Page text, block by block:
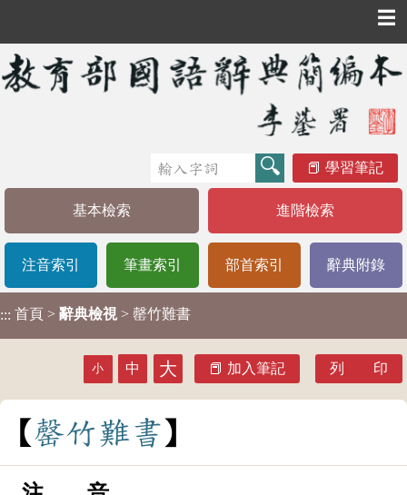
☰
學習筆記
基本檢索 進階檢索
注音索引 筆畫索引 部首索引 辭典附錄
::: 首頁 > 辭典檢視 > 罄竹難書
小 中 大 加入筆記 列 印
罄竹難書